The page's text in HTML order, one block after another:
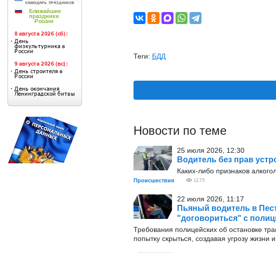
Теги: БДД
Новости по теме
25 июля 2026, 12:30
Водитель без прав
Каких-либо признаков
Происшествия 1175
22 июля 2026, 11:17
Пьяный водитель в
"договориться" с
Требования полицейских об остановке
попытку скрыться, создавая угрозу жизни